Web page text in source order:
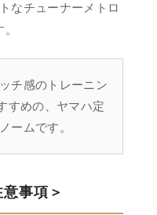
なチューナーメトロ
チ感のトレーニン
すめの、ヤマハ定
ームです。
事項＞